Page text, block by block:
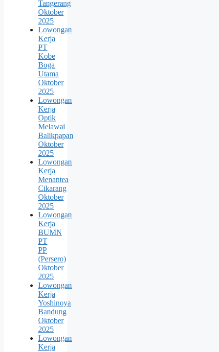
Tangerang
Oktober
2025
Lowongan
Kerja
PT
Kobe
Boga
Utama
Oktober
2025
Lowongan
Kerja
Optik
Melawai
Balikpapan
Oktober
2025
Lowongan
Kerja
Menantea
Cikarang
Oktober
2025
Lowongan
Kerja
BUMN
PT
PP
(Persero)
Oktober
2025
Lowongan
Kerja
Yoshinoya
Bandung
Oktober
2025
Lowongan
Kerja